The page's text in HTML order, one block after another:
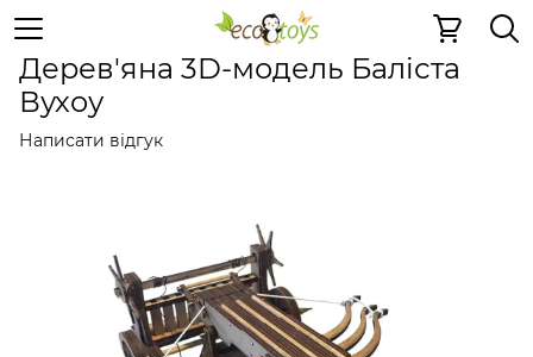
Дерев'яні конструктори Механічні 3D пазли
Дерев'яна 3D-модель Баліста
Вухоу
Написати відгук